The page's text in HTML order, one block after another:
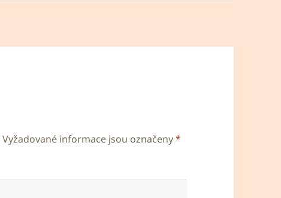
Vyžadované informace jsou označeny*